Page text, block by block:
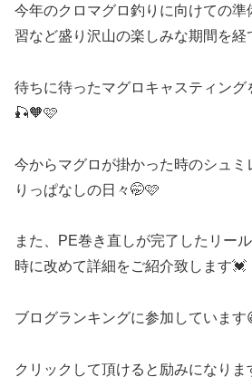
今年のクロマグロ釣りに向けての準
習など盛り沢山の楽しみな期間を経
待ちに待ったマグロキャスティング
🎣🧡🩷
今からマグロが掛かった時のシュ
りっぱなしの日々🤭🩷
また、PE巻き直しが完了したリー
時に改めて詳細をご紹介致します💓
ブログランキングに参加しています
クリックして頂けると励みになり